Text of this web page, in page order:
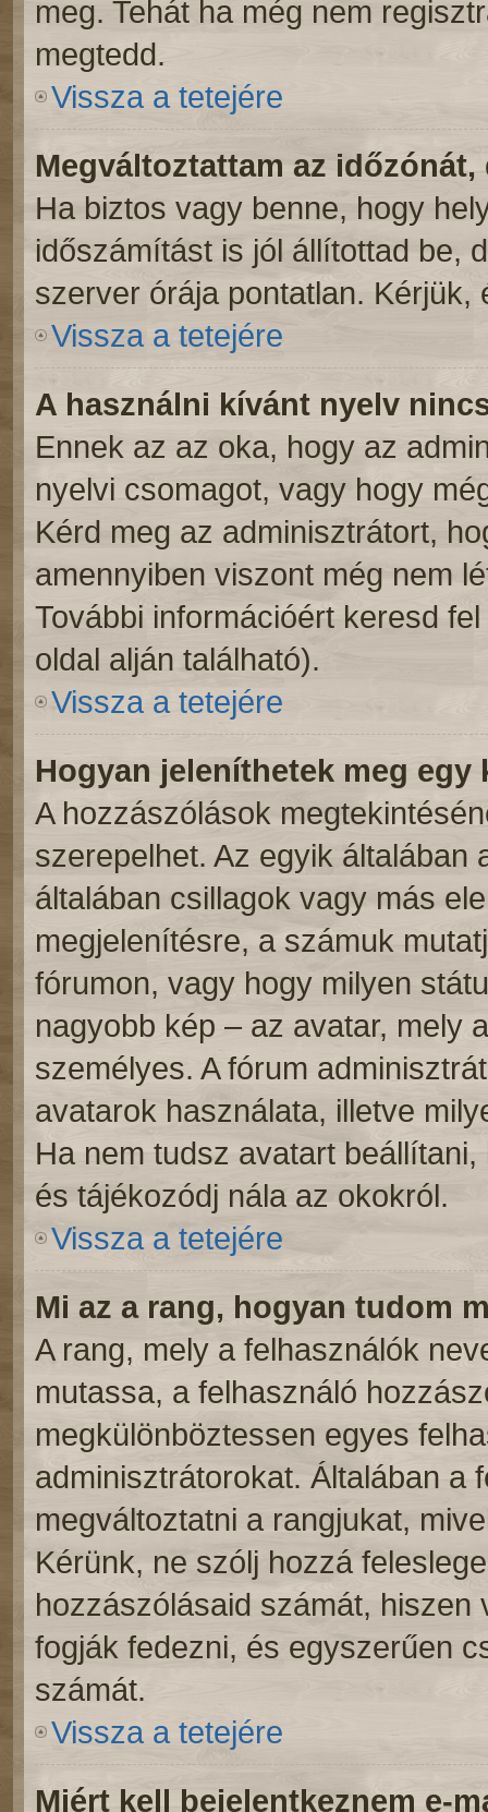
meg. Tehát ha még nem
megtedd.
Vissza a tetejére
Megváltoztattam az
Ha biztos vagy benne, hogy
időszámítást is jól állítottad be,
szerver órája pontatlan.
Vissza a tetejére
A használni kívánt nyelv
Ennek az az oka, hogy az
nyelvi csomagot, vagy hogy
Kérd meg az adminisztrátort,
amennyiben viszont még nem
További információért keresd
oldal alján található).
Vissza a tetejére
Hogyan jeleníthetek meg
A hozzászólások
szerepelhet. Az egyik
általában csillagok vagy más
megjelenítésre, a számuk
fórumon, vagy hogy milyen
nagyobb kép – az avatar, mely
személyes. A fórum
avatarok használata, illetve
Ha nem tudsz avatart
és tájékozódj nála az okokról.
Vissza a tetejére
Mi az a rang, hogyan tudom
A rang, mely a felhasználók
mutassa, a felhasználó
megkülönböztessen egyes
adminisztrátorokat. Általában a
megváltoztatni a rangjukat,
Kérünk, ne szólj hozzá
hozzászólásaid számát,
fogják fedezni, és egyszerűen
számát.
Vissza a tetejére
Miért kell bejelentkeznem e-